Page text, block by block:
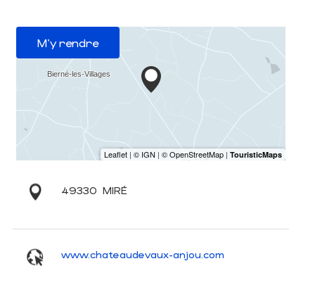
M'y rendre
49330 MIRÉ
www.chateaudevaux-anjou.com